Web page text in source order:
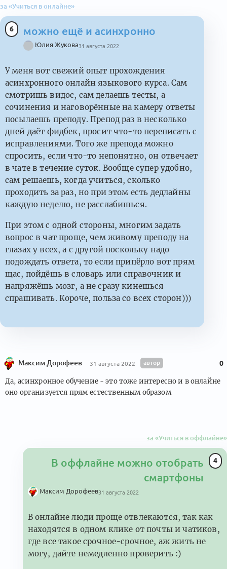
за «Учиться в онлайне»
можно ещё и асинхронно
Юлия Жукова31 августа 2022
6
У меня вот свежий опыт прохождения
асинхронного онлайн языкового курса. Сам
смотришь видос, сам делаешь тесты, а
сочинения и наговорённые на камеру ответы
посылаешь преподу. Препод раз в несколько
дней даёт фидбек, просит что-то переписать с
исправлениями. Того же препода можно
спросить, если что-то непонятно, он отвечает
в чате в течение суток. Вообще супер удобно,
сам решаешь, когда учиться, сколько
проходить за раз, но при этом есть дедлайны
каждую неделю, не расслабишься.
При этом с одной стороны, многим задать
вопрос в чат проще, чем живому преподу на
глазах у всех, а с другой поскольку надо
подождать ответа, то если припёрло вот прям
щас, пойдёшь в словарь или справочник и
напряжёшь мозг, а не сразу кинешься
спрашивать. Короче, польза со всех сторон)))
Максим Дорофеев 31 августа 2022 автор 0
Да, асинхронное обучение - это тоже интересно и в онлайне
оно организуется прям естественным образом
за «Учиться в оффлайне»
В оффлайне можно отобрать
смартфоны
Максим Дорофеев31 августа 2022
4
В онлайне люди проще отвлекаются, так как
находятся в одном клике от почты и чатиков,
где все такое срочное-срочное, аж жить не
могу, дайте немедленно проверить :)